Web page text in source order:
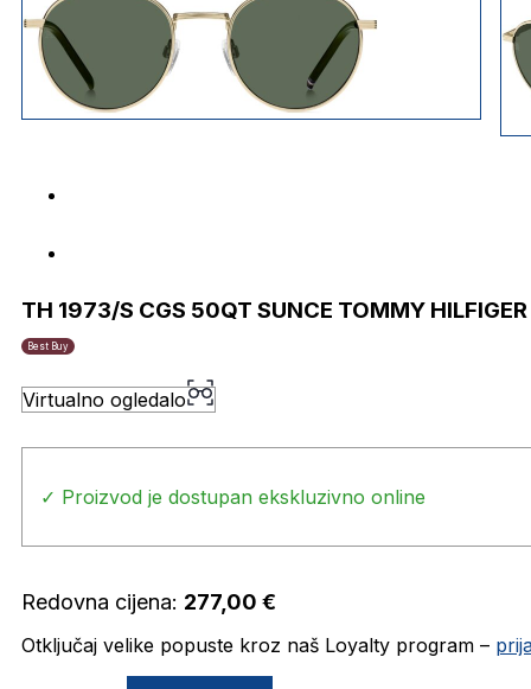
TH 1973/S CGS 50QT SUNCE TOMMY HILFIGER
Best Buy
Virtualno ogledalo
✓ Proizvod je dostupan ekskluzivno online
Redovna cijena: 277,00 €
Otključaj velike popuste kroz naš Loyalty program –